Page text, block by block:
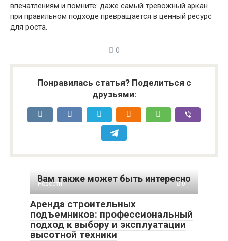
впечатлениям и помните: даже самый тревожный аркан
при правильном подходе превращается в ценный ресурс
для роста.
0
Понравилась статья? Поделиться с
друзьями:
Вам также может быть интересно
Новости 0
Аренда строительных
подъемников: профессиональный
подход к выбору и эксплуатации
высотной техники